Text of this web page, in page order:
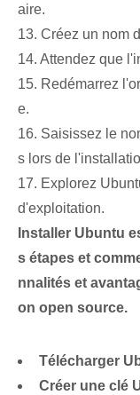
aire.
13. Créez un nom
14. Attendez que
15. Redémarrez
e.
16. Saisissez le
s lors de
17. Explorez
d'exploitation.
Installer Ubuntu
s étapes et
nnalités et
on open source.
Télécharger
Créer une clé